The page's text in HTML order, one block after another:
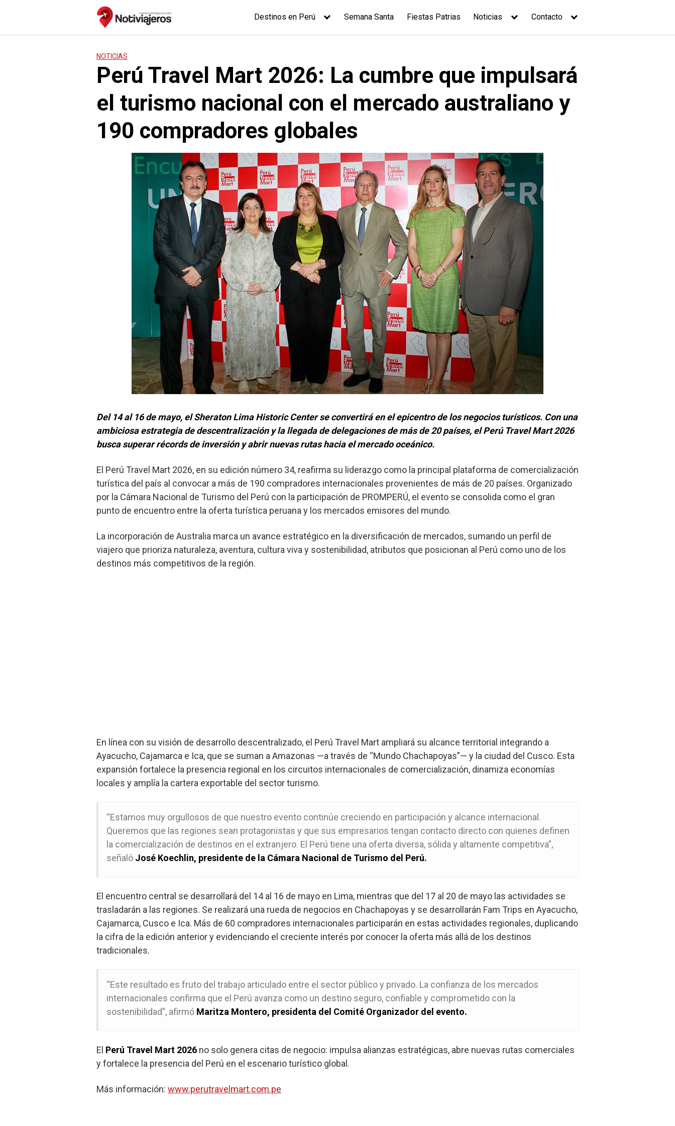
Destinos en Perú Semana Santa Fiestas Patrias Noticias Contacto
NOTICIAS
Perú Travel Mart 2026: La cumbre que impulsará
el turismo nacional con el mercado australiano y
190 compradores globales
Del 14 al 16 de mayo, el Sheraton Lima Historic Center se convertirá en el epicentro de los negocios turísticos. Con una
ambiciosa estrategia de descentralización y la llegada de delegaciones de más de 20 países, el Perú Travel Mart 2026
busca superar récords de inversión y abrir nuevas rutas hacia el mercado oceánico.
El Perú Travel Mart 2026, en su edición número 34, reafirma su liderazgo como la principal plataforma de comercialización
turística del país al convocar a más de 190 compradores internacionales provenientes de más de 20 países. Organizado
por la Cámara Nacional de Turismo del Perú con la participación de PROMPERÚ, el evento se consolida como el gran
punto de encuentro entre la oferta turística peruana y los mercados emisores del mundo.
La incorporación de Australia marca un avance estratégico en la diversificación de mercados, sumando un perfil de
viajero que prioriza naturaleza, aventura, cultura viva y sostenibilidad, atributos que posicionan al Perú como uno de los
destinos más competitivos de la región.
En línea con su visión de desarrollo descentralizado, el Perú Travel Mart ampliará su alcance territorial integrando a
Ayacucho, Cajamarca e Ica, que se suman a Amazonas —a través de “Mundo Chachapoyas”— y la ciudad del Cusco. Esta
expansión fortalece la presencia regional en los circuitos internacionales de comercialización, dinamiza economías
locales y amplía la cartera exportable del sector turismo.
“Estamos muy orgullosos de que nuestro evento continúe creciendo en participación y alcance internacional.
Queremos que las regiones sean protagonistas y que sus empresarios tengan contacto directo con quienes definen
la comercialización de destinos en el extranjero. El Perú tiene una oferta diversa, sólida y altamente competitiva”,
señaló José Koechlin, presidente de la Cámara Nacional de Turismo del Perú.
El encuentro central se desarrollará del 14 al 16 de mayo en Lima, mientras que del 17 al 20 de mayo las actividades se
trasladarán a las regiones. Se realizará una rueda de negocios en Chachapoyas y se desarrollarán Fam Trips en Ayacucho,
Cajamarca, Cusco e Ica. Más de 60 compradores internacionales participarán en estas actividades regionales, duplicando
la cifra de la edición anterior y evidenciando el creciente interés por conocer la oferta más allá de los destinos
tradicionales.
“Este resultado es fruto del trabajo articulado entre el sector público y privado. La confianza de los mercados
internacionales confirma que el Perú avanza como un destino seguro, confiable y comprometido con la
sostenibilidad”, afirmó Maritza Montero, presidenta del Comité Organizador del evento.
El Perú Travel Mart 2026 no solo genera citas de negocio: impulsa alianzas estratégicas, abre nuevas rutas comerciales
y fortalece la presencia del Perú en el escenario turístico global.
Más información: www.perutravelmart.com.pe